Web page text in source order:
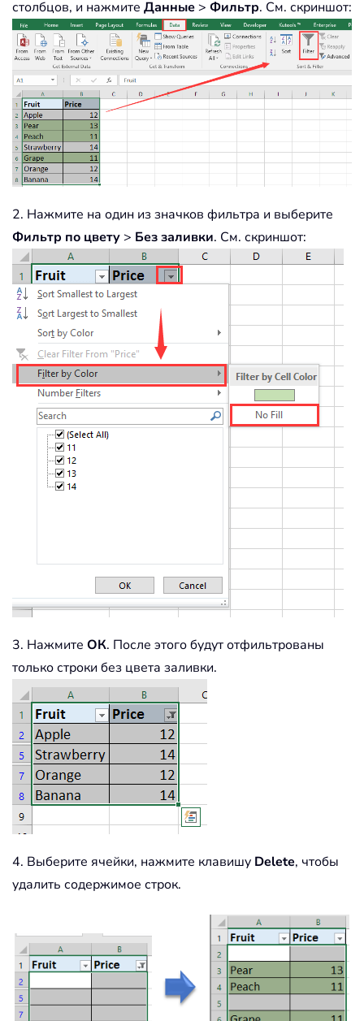
столбцов, и нажмите Данные > Фильтр. См. скриншот:
2. Нажмите на один из значков фильтра и выберите
Фильтр по цвету > Без заливки. См. скриншот:
3. Нажмите ОК. После этого будут отфильтрованы
только строки без цвета заливки.
4. Выберите ячейки, нажмите клавишу Delete, чтобы
удалить содержимое строк.